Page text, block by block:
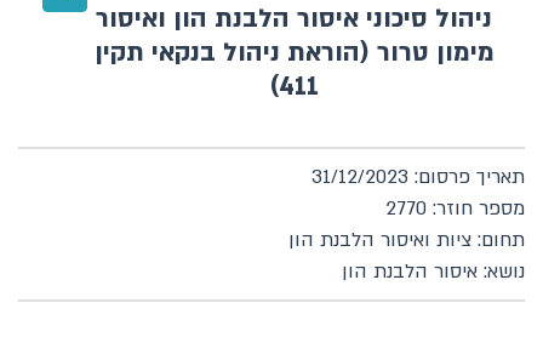
ניהול סיכוני איסור הלבנת הון ואיסור
מימון טרור (הוראת ניהול בנקאי תקין
411)
תאריך פרסום: 31/12/2023
מספר חוזר: 2770
תחום: ציות ואיסור הלבנת הון
נושא: איסור הלבנת הון